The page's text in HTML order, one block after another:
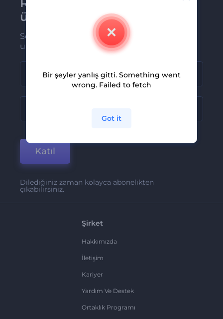
üye olun
Son haber ve tekliflerimiz ilk olarak size
ulaşsın
Katıl
Dilediğiniz zaman kolayca abonelikten
çıkabilirsiniz.
Şirket
Hakkımızda
İletişim
Kariyer
Yardım Ve Destek
Ortaklık Programı
Bir şeyler yanlış gitti. Something went
wrong. Failed to fetch
Got it